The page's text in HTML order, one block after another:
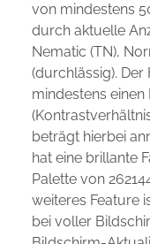
von mindestens
durch aktuelle
Nematic (TN),
(durchlässig).
mindestens einen
beträgt hierbei
hat eine brillante
Palette von
weiteres Feature
bei voller